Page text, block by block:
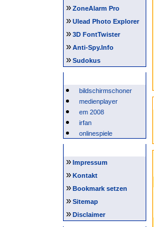
»ZoneAlarm Pro
»Ulead Photo Explorer
»3D FontTwister
»Anti-Spy.Info
»Sudokus
bildschirmschoner
medienplayer
em 2008
irfan
onlinespiele
»Impressum
»Kontakt
»Bookmark setzen
»Sitemap
»Disclaimer